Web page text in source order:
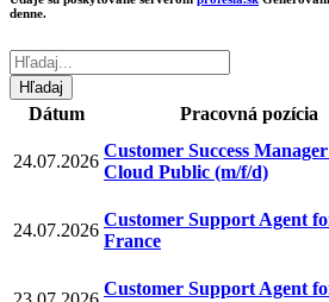
denne.
Dátum Pracovná pozícia
24.07.2026
Customer Success
Cloud Public (m/f/d)
24.07.2026
Customer Support Agent
France
Customer Support Agent